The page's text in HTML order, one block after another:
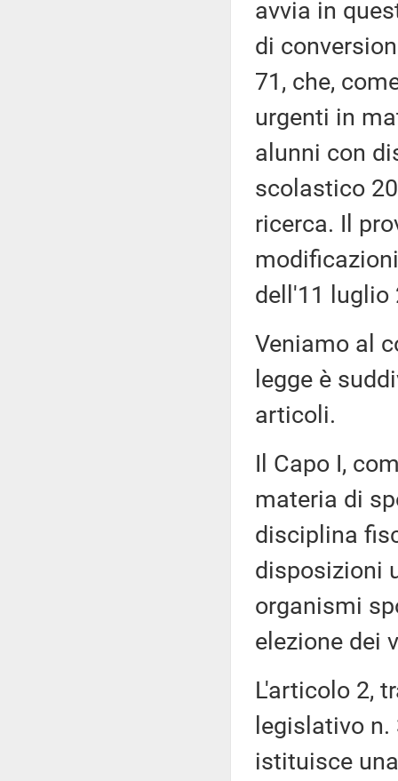
avvia in
di
71, che,
urgenti in
alunni con
scolastico
ricerca. Il
dell'11 luglio
Veniamo al
legge è
articoli.
Il Capo I,
materia di
disciplina
disposizioni
organismi
elezione dei
L'articolo 2,
legislativo
istituisce